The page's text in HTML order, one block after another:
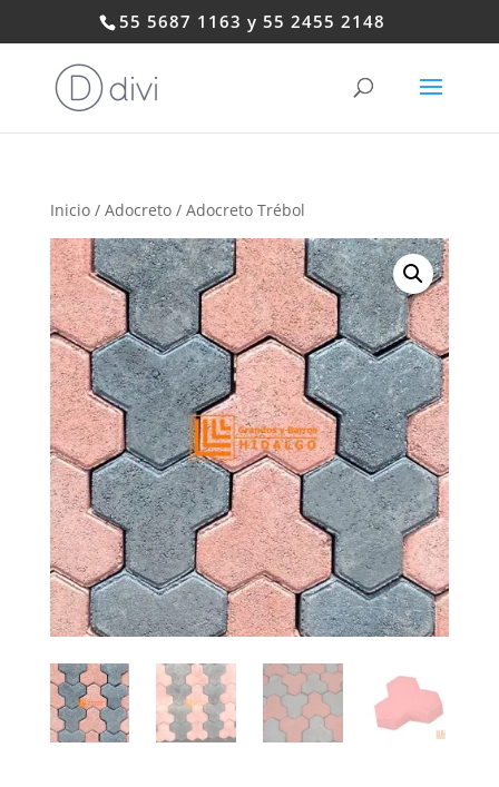
55 5687 1163 y 55 2455 2148
Inicio/ Adocreto/ Adocreto Trébol